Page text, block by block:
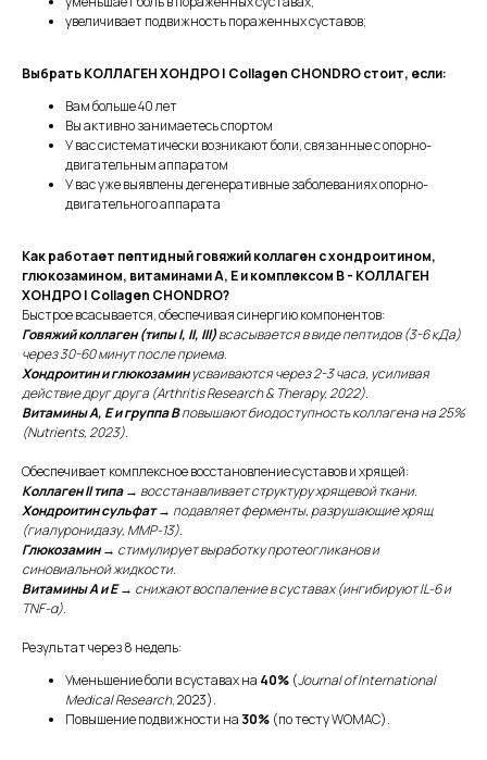
увеличивает подвижность пораженных суставов;
Выбрать КОЛЛАГЕН ХОНДРО | Collagen CHONDRO стоит, если:
Вам больше 40 лет
Вы активно занимаетесь спортом
У вас систематически возникают боли, связанные с опорно-
двигательным аппаратом
У вас уже выявлены дегенеративные заболеваниях опорно-
двигательного аппарата
Как работает пептидный говяжий коллаген с хондроитином,
глюкозамином, витаминами А, Е и комплексом В - КОЛЛАГЕН
ХОНДРО | Collagen CHONDRO?
Быстрое всасывается, обеспечивая синергию компонентов:
Говяжий коллаген (типы I, II, III)всасывается в виде пептидов (3-6 кДа)
через 30-60 минут после приема.
Хондроитин и глюкозаминусваиваются через 2-3 часа, усиливая
действие друг друга (Arthritis Research & Therapy, 2022).
Витамины А, Е и группа Вповышают биодоступность коллагена на 25%
(Nutrients, 2023).
Обеспечивает комплексное восстановление суставов и хрящей:
Коллаген II типа→ восстанавливает структуру хрящевой ткани.
Хондроитин сульфат→ подавляет ферменты, разрушающие хрящ
(гиалуронидазу, MMP-13).
Глюкозамин→ стимулирует выработку протеогликанов и
синовиальной жидкости.
Витамины А и Е→ снижают воспаление в суставах (ингибируют IL-6 и
TNF-α).
Результат через 8 недель:
Уменьшение боли в суставах на 40% (Journal of International
Medical Research, 2023).
Повышение подвижности на 30% (по тесту WOMAC).